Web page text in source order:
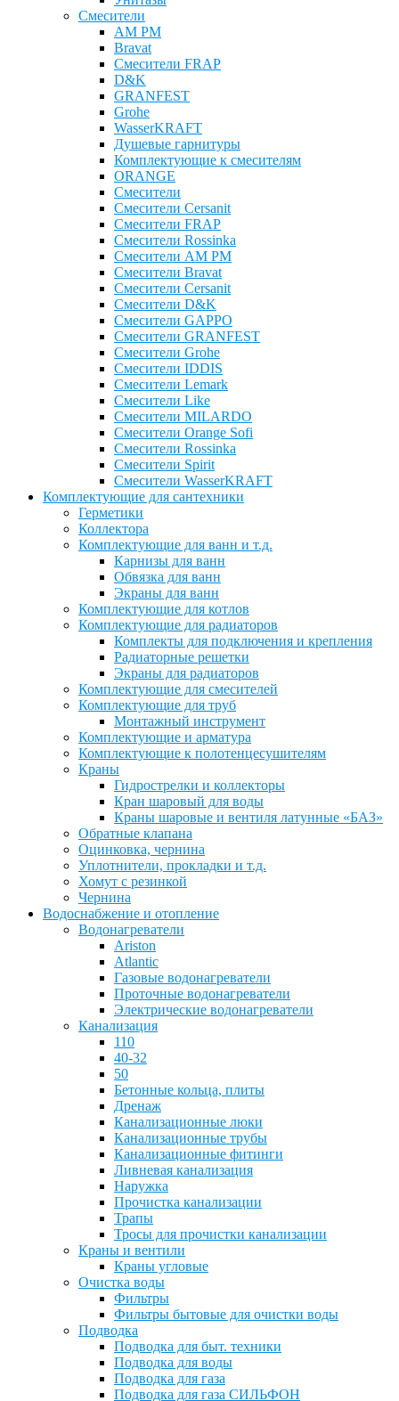
Смесители
AM PM
Bravat
Cмесители FRAP
D&K
GRANFEST
Grohe
WasserKRAFT
Душевые гарнитуры
Комплектующие к смесителям
ОRANGE
Смесители
Смесители Cersanit
Смесители FRAP
Смесители Rossinka
Смесители AM PM
Смесители Bravat
Смесители Cersanit
Смесители D&K
Смесители GAPPO
Смесители GRANFEST
Смесители Grohe
Смесители IDDIS
Смесители Lemark
Смесители Like
Смесители MILARDO
Смесители Orange Sofi
Смесители Rossinka
Смесители Spirit
Смесители WasserKRAFT
Комплектующие для сантехники
Герметики
Коллектора
Комплектующие для ванн и т.д.
Карнизы для ванн
Обвязка для ванн
Экраны для ванн
Комплектующие для котлов
Комплектующие для радиаторов
Комплекты для подключения и крепления
Радиаторные решетки
Экраны для радиаторов
Комплектующие для смесителей
Комплектующие для труб
Монтажный инструмент
Комплектующие и арматура
Комплектующие к полотенцесушителям
Краны
Гидрострелки и коллекторы
Кран шаровый для воды
Краны шаровые и вентиля латунные «БАЗ»
Обратные клапана
Оцинковка, чернина
Уплотнители, прокладки и т.д.
Хомут с резинкой
Чернина
Водоснабжение и отопление
Водонагреватели
Ariston
Atlantic
Газовые водонагреватели
Проточные водонагреватели
Электрические водонагреватели
Канализация
110
40-32
50
Бетонные кольца, плиты
Дренаж
Канализационные люки
Канализационные трубы
Канализационные фитинги
Ливневая канализация
Наружка
Прочистка канализации
Трапы
Тросы для прочистки канализации
Краны и вентили
Краны угловые
Очистка воды
Фильтры
Фильтры бытовые для очистки воды
Подводка
Подводка для быт. техники
Подводка для воды
Подводка для газа
Подводка для газа СИЛЬФОН